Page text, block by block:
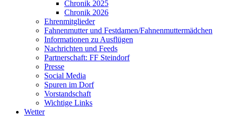
Chronik 2025
Chronik 2026
Ehrenmitglieder
Fahnenmutter und Festdamen/Fahnenmuttermädchen
Informationen zu Ausflügen
Nachrichten und Feeds
Partnerschaft: FF Steindorf
Presse
Social Media
Spuren im Dorf
Vorstandschaft
Wichtige Links
Wetter